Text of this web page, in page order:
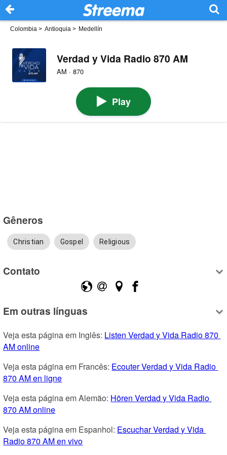
Colombia > Antioquia > Medellín
Verdad y Vida Radio 870 AM
AM · 870
Play
Gêneros
Christian Gospel Religious
Contato
Em outras línguas
Veja esta página em Inglês: Listen Verdad y Vida Radio 870
AM online
Veja esta página em Francês: Ecouter Verdad y Vida Radio
870 AM en ligne
Veja esta página em Alemão: Hören Verdad y Vida Radio
870 AM online
Veja esta página em Espanhol: Escuchar Verdad y Vida
Radio 870 AM en vivo